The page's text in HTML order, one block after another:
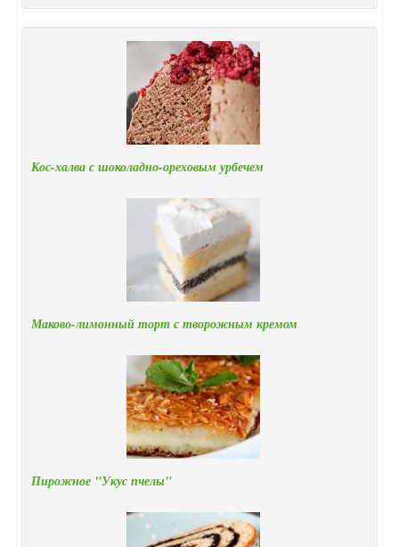
Кос-халва с шоколадно-ореховым урбечем
Маково-лимонный торт с творожным кремом
Пирожное "Укус пчелы"